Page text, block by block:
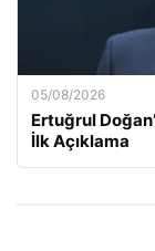
05/08/2026
Ertuğrul
İlk Açıklama